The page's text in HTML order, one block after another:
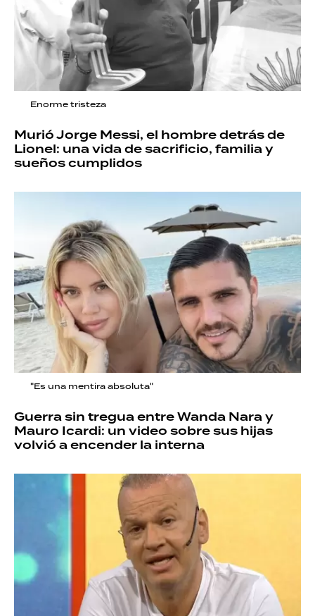
Enorme tristeza
Murió Jorge Messi, el hombre detrás de
Lionel: una vida de sacrificio, familia y
sueños cumplidos
"Es una mentira absoluta"
Guerra sin tregua entre Wanda Nara y
Mauro Icardi: un video sobre sus hijas
volvió a encender la interna